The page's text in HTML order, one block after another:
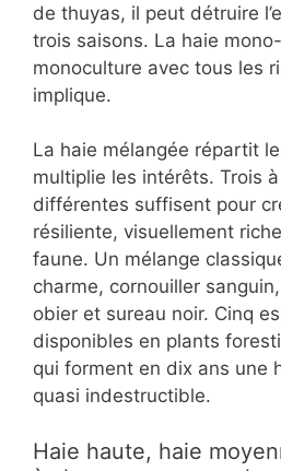
de thuyas, il peut détruire
trois saisons. La haie
monoculture avec tous les
implique.
La haie mélangée répartit
multiplie les intérêts. Trois
différentes suffisent pour
résiliente, visuellement
faune. Un mélange
charme, cornouiller
obier et sureau noir. Cinq
disponibles en plants
qui forment en dix ans une
quasi indestructible.
Haie haute, haie